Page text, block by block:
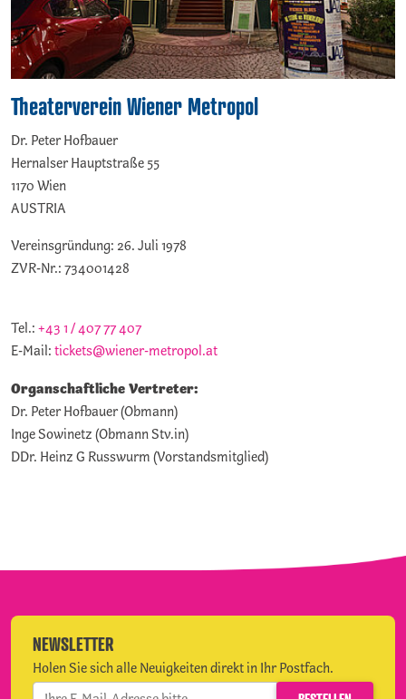
Theaterverein Wiener Metropol
Dr. Peter Hofbauer
Hernalser Hauptstraße 55
1170 Wien
AUSTRIA
Vereinsgründung: 26. Juli 1978
ZVR-Nr.: 734001428
Tel.:+43 1 / 407 77 407
E-Mail:tickets@wiener-metropol.at
Organschaftliche Vertreter:
Dr. Peter Hofbauer (Obmann)
Inge Sowinetz (Obmann Stv.in)
DDr. Heinz G Russwurm (Vorstandsmitglied)
NEWSLETTER
Holen Sie sich alle Neuigkeiten direkt in Ihr Postfach.